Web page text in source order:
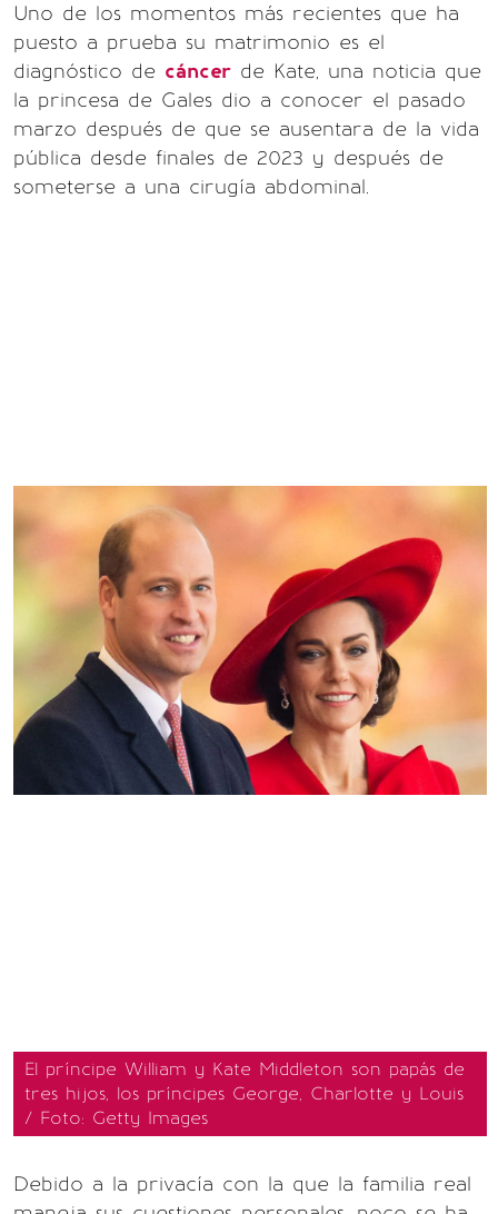
Uno de los momentos más recientes que ha
puesto a prueba su matrimonio es el
diagnóstico de cáncer de Kate, una noticia que
la princesa de Gales dio a conocer el pasado
marzo después de que se ausentara de la vida
pública desde finales de 2023 y después de
someterse a una cirugía abdominal.
El príncipe William y Kate Middleton son papás de
tres hijos, los príncipes George, Charlotte y Louis
/ Foto: Getty Images
Debido a la privacía con la que la familia real